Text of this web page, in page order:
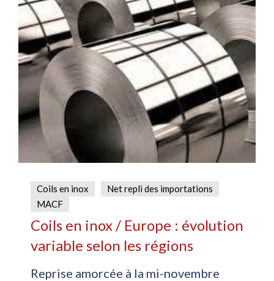
Coils en inox
Net repli des importations
MACF
Coils en inox / Europe : évolution
variable selon les régions
Reprise amorcée à la mi-novembre